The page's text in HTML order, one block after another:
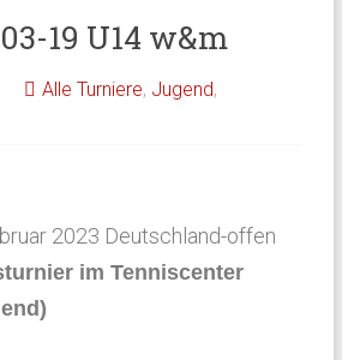
19 U14 w&m
Alle Turniere, Jugend,
2023 Deutschland-offen
im Tenniscenter